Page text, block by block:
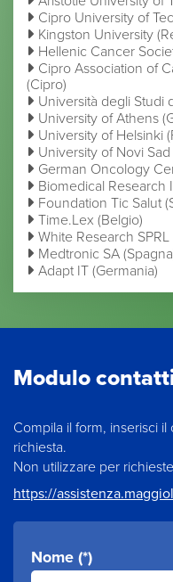
Cipro University of
Kingston University
Hellenic Cancer
Cipro Association of
(Cipro)
Università degli Studi
University of Athens
University of Helsinki
University of Novi Sad
German Oncology
Biomedical Research
Foundation Tic Salut
Time.Lex (Belgio)
White Research SPRL
Medtronic SA
Adapt IT (Germania)
Modulo
Compila il form, inserisci
richiesta.
Non utilizzare per
https://
Nome (*)